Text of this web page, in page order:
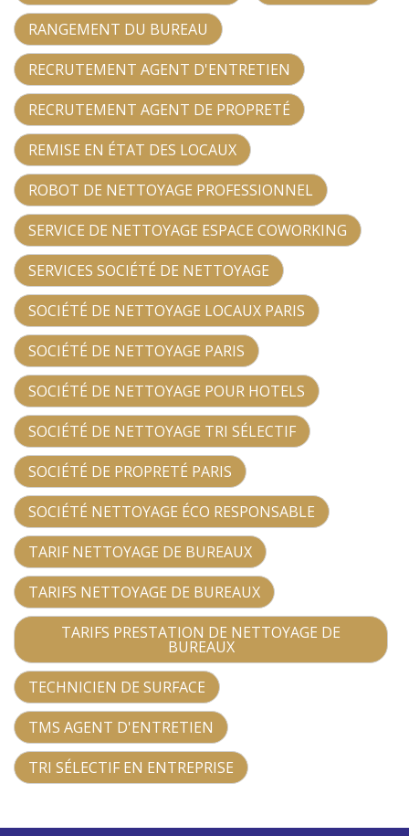
RANGEMENT DU BUREAU
RECRUTEMENT AGENT D'ENTRETIEN
RECRUTEMENT AGENT DE PROPRETÉ
REMISE EN ÉTAT DES LOCAUX
ROBOT DE NETTOYAGE PROFESSIONNEL
SERVICE DE NETTOYAGE ESPACE COWORKING
SERVICES SOCIÉTÉ DE NETTOYAGE
SOCIÉTÉ DE NETTOYAGE LOCAUX PARIS
SOCIÉTÉ DE NETTOYAGE PARIS
SOCIÉTÉ DE NETTOYAGE POUR HOTELS
SOCIÉTÉ DE NETTOYAGE TRI SÉLECTIF
SOCIÉTÉ DE PROPRETÉ PARIS
SOCIÉTÉ NETTOYAGE ÉCO RESPONSABLE
TARIF NETTOYAGE DE BUREAUX
TARIFS NETTOYAGE DE BUREAUX
TARIFS PRESTATION DE NETTOYAGE DE
BUREAUX
TECHNICIEN DE SURFACE
TMS AGENT D'ENTRETIEN
TRI SÉLECTIF EN ENTREPRISE